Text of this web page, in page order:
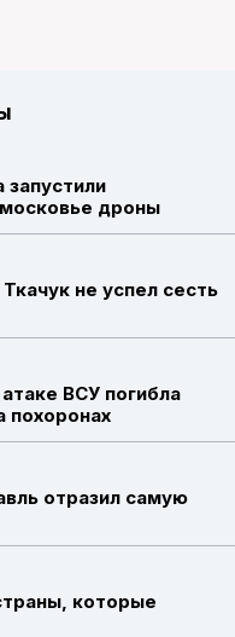
дроны
не успел сесть
ВСУ погибла
похоронах
отразил самую
которые